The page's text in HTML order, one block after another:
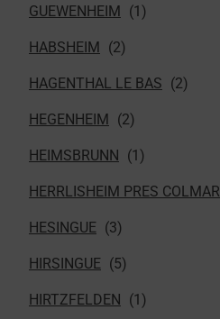
GUEWENHEIM
HABSHEIM
HAGENTHAL LE BAS
HEGENHEIM
HEIMSBRUNN
HERRLISHEIM PRES COLMAR
HESINGUE
HIRSINGUE
HIRTZFELDEN